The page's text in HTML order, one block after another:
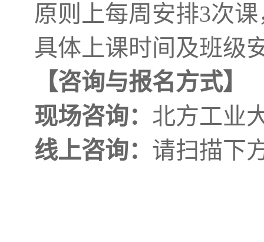
原则上每周安排3次
具体上课时间及班级
【咨询与报名方式】
现场咨询： 北方工业
线上咨询： 请扫描下